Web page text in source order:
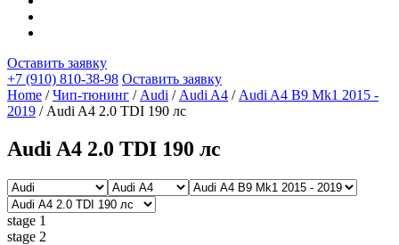
Оставить заявку
+7 (910) 810-38-98 Оставить заявку
Home /Чип-тюнинг / Audi / Audi A4 / Audi A4 B9 Mk1 2015 -
2019 / Audi A4 2.0 TDI 190 лс
Audi A4 2.0 TDI 190 лс
stage 1
stage 2